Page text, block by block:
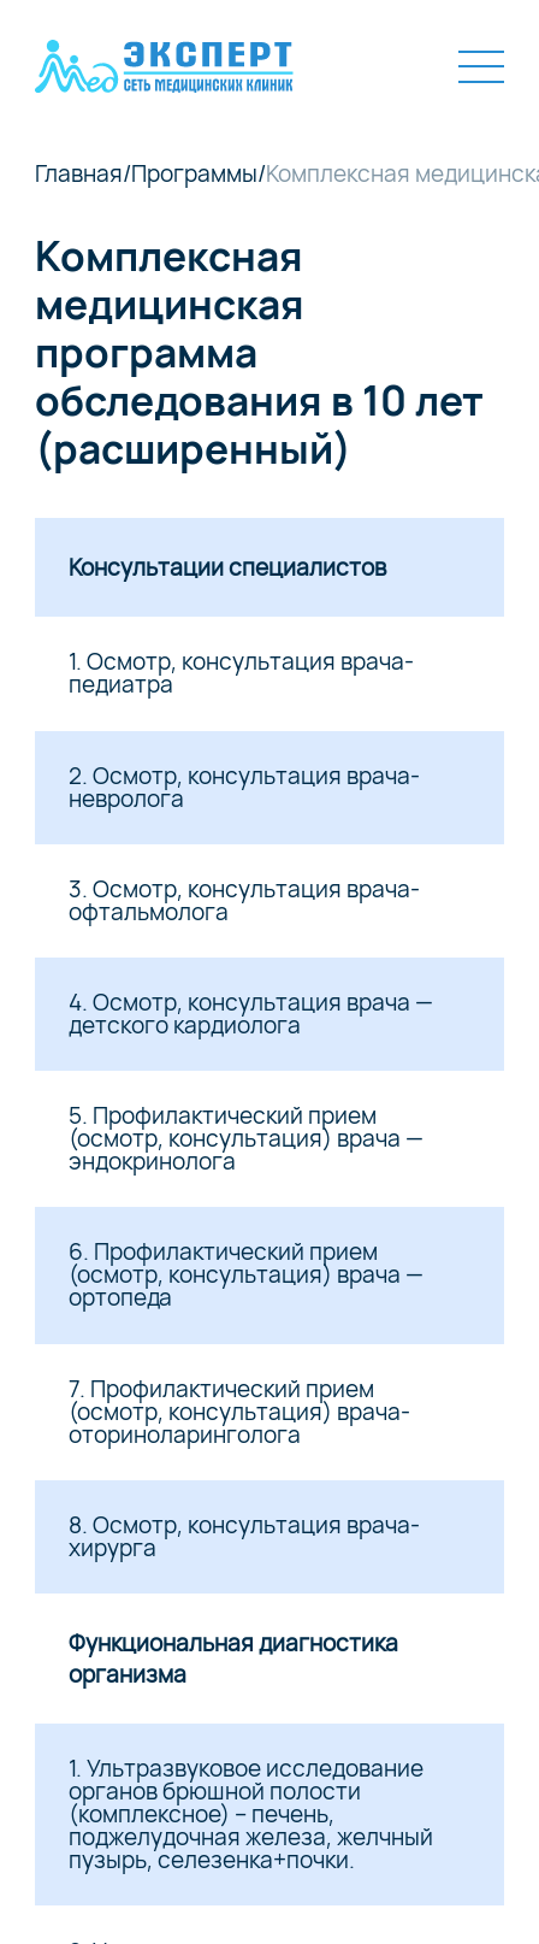
Главная/Программы/Комплексная
Комплексная
медицинская
программа
обследования в 10 лет
(расширенный)
Консультации специалистов
1. Осмотр, консультация врача-
педиатра
2. Осмотр, консультация врача-
невролога
3. Осмотр, консультация врача-
офтальмолога
4. Осмотр, консультация врача —
детского кардиолога
5. Профилактический прием
(осмотр, консультация) врача —
эндокринолога
6. Профилактический прием
(осмотр, консультация) врача —
ортопеда
7. Профилактический прием
(осмотр, консультация) врача-
оториноларинголога
8. Осмотр, консультация врача-
хирурга
Функциональная диагностика
организма
1. Ультразвуковое исследование
органов брюшной полости
(комплексное) – печень,
поджелудочная железа, желчный
пузырь, селезенка+почки.